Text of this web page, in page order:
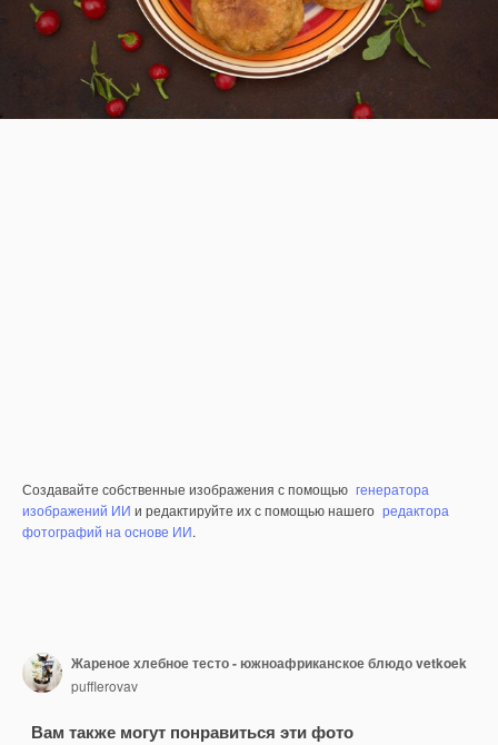
Создавайте собственные изображения с помощью генератора
изображений ИИ и редактируйте их с помощью нашего редактора
фотографий на основе ИИ.
Жареное хлебное тесто - южноафриканское блюдо vetkoek
pufflerovav
Вам также могут понравиться эти фото